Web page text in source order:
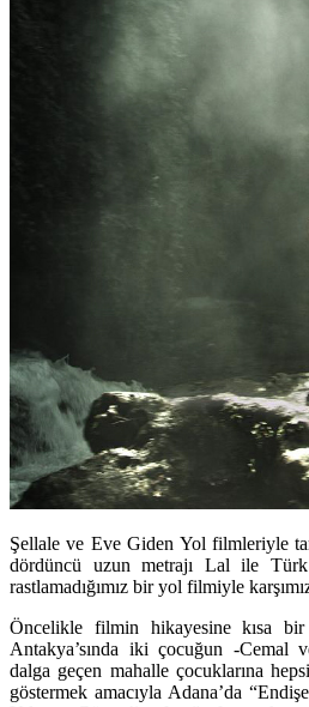
Şellale ve Eve Giden Yol filmleriyle
dördüncü uzun metrajı Lal ile Türk
rastlamadığımız bir yol filmiyle
Öncelikle filmin hikayesine kısa bir
Antakya’sında iki çocuğun -Cemal
dalga geçen mahalle çocuklarına
göstermek amacıyla Adana’da